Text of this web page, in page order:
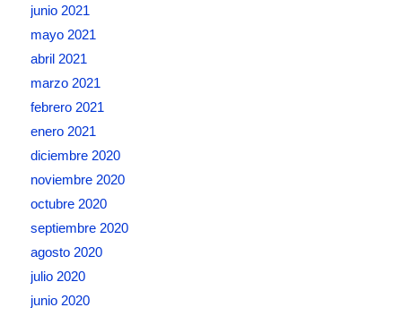
junio 2021
mayo 2021
abril 2021
marzo 2021
febrero 2021
enero 2021
diciembre 2020
noviembre 2020
octubre 2020
septiembre 2020
agosto 2020
julio 2020
junio 2020